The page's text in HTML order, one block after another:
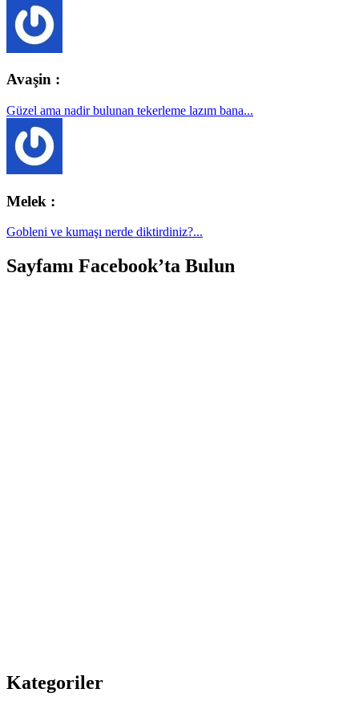
Avaşin :
Güzel ama nadir bulunan tekerleme lazım bana...
Melek :
Gobleni ve kumaşı nerde diktirdiniz?...
Sayfamı Facebook’ta Bulun
Kategoriler